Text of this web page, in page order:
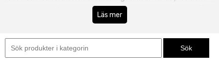
varje snitt och fogar som håller över tid. I den här kategorin hittar
du särskilt utvalda modeller från CMT
användning.
Oavsett om du jobbar med möbelsnickeri, inredningsdetaljer eller
Läs mer